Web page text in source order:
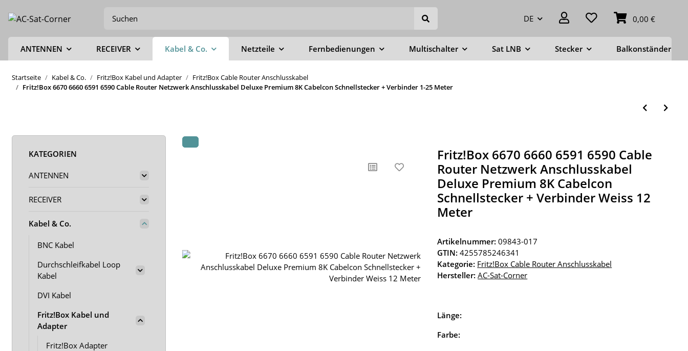
DE 0,00 €
ANTENNEN RECEIVER Kabel & Co. Netzteile Fernbedienungen Multischalter Sat LNB Stecker Balkonständer
Startseite Kabel & Co. Fritz!Box Kabel und Adapter
Fritz!Box Cable Router Anschlusskabel
Fritz!Box 6670 6660 6591 6590 Cable Router Netzwerk Anschlusskabel Deluxe Premium 8K Cabelcon Schnellstecker + Verbinder 1-25 Meter
Fritz!Box 6670 6660 6591 6590 Cable
Router Netzwerk Anschlusskabel
Deluxe Premium 8K Cabelcon
Schnellstecker + Verbinder Weiss 12
Meter
Artikelnummer:09843-017
GTIN: 4255785246341
Kategorie: Fritz!Box Cable Router Anschlusskabel
Hersteller: AC-Sat-Corner
Länge:
Farbe:
KATEGORIEN
ANTENNEN
RECEIVER
Kabel & Co.
BNC Kabel
Durchschleifkabel Loop
Kabel
DVI Kabel
Fritz!Box Kabel und
Adapter
Fritz!Box Adapter